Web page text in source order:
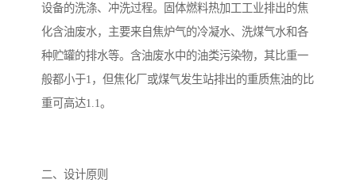
设备的洗涤、冲洗过程。固体燃料热加工工业排出的焦
化含油废水，主要来自焦炉气的冷凝水、洗煤气水和各
种贮罐的排水等。含油废水中的油类污染物，其比重一
般都小于1，但焦化厂或煤气发生站排出的重质焦油的比
重可高达1.1。
二、设计原则
豆制品污水